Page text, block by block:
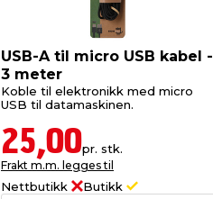
USB-A til micro USB kabel -
3 meter
Koble til elektronikk med micro
USB til datamaskinen.
25,00pr. stk.
Frakt m.m. legges til
Nettbutikk Butikk